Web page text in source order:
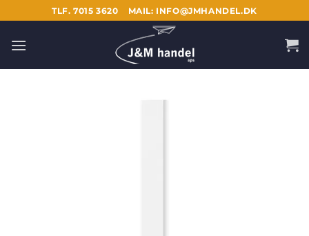
til
indhold
TLF. 7015 3620 MAIL: INFO@JMHANDEL.DK